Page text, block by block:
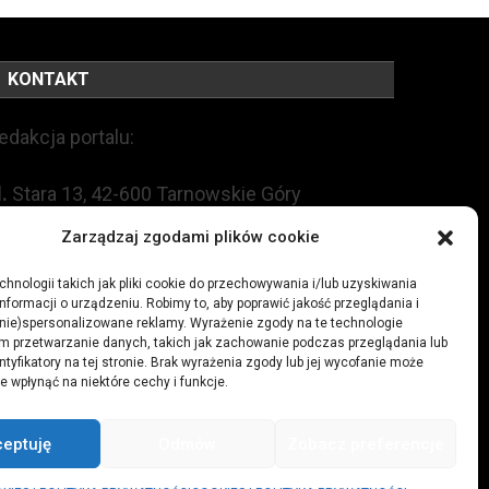
Zarządzaj zgodami plików cookie
takich jak pliki cookie do przechowywania i/lub uzyskiwania
o urządzeniu. Robimy to, aby poprawić jakość przeglądania i
reklamy. Wyrażenie zgody na te technologie
przetwarzanie danych, takich jak zachowanie podczas przeglądania lub
na tej stronie. Brak wyrażenia zgody lub jej wycofanie może
wpłynąć na niektóre cechy i funkcje.
KONTAKT
portalu:
Stara 13, 42-600 Tarnowskie Góry
+48 509 547 822
redakcja@czytamiwiem.pl
biuro@czytamiwiem.pl